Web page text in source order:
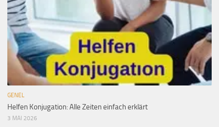
GENEL
Helfen Konjugation: Alle Zeiten einfach erklärt
3 MAI 2026